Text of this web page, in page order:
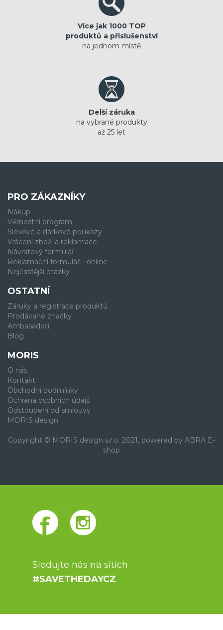
Více jak 1000 TOP
produktů a příslušenství
na jednom místě
Delší záruka
na vybrané produkty
až 25 let
PRO ZÁKAZNÍKY
Nákup
Věrnostní program
Slevové a dárkové poukazy
Vrácení zboží a reklamace
Návratový formulář
Reklamační formulář - online
Nejčastější otázky
OSTATNÍ
Záruky a registrace produktů
Prodávané značky
Ambasadoři
Blog
MORIS
O nás
Kontakt
Obchodní podmínky
Ochrana osobních údajů
Odstoupení od smlouvy
MORIS design
Copyright © MORIS design s.r.o. 2021, powered by ABRA E-
shop
Sledujte nás na sítích
#SAVETHEDAYCZ